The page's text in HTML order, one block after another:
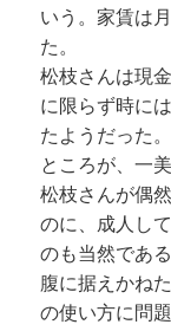
いう。家賃は
た。
松枝さんは現
に限らず時に
たようだった。
ところが、一
松枝さんが偶
のに、成人し
のも当然である
腹に据えかね
の使い方に問